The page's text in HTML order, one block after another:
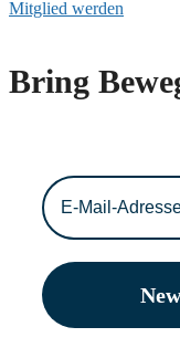
Mitglied werden
Bring